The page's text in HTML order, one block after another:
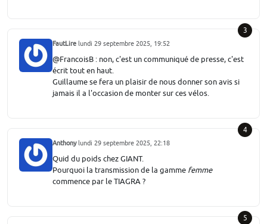
3
FautLire lundi 29 septembre 2025, 19:52
@FrancoisB : non, c'est un communiqué de presse, c'est
écrit tout en haut.
Guillaume se fera un plaisir de nous donner son avis si
jamais il a l'occasion de monter sur ces vélos.
4
Anthonylundi 29 septembre 2025, 22:18
Quid du poids chez GIANT.
Pourquoi la transmission de la gamme femme
commence par le TIAGRA ?
5